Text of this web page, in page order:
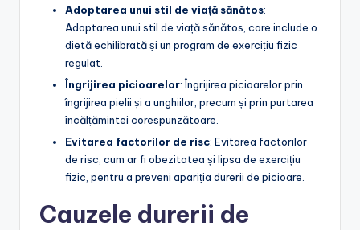
Adoptarea unui stil de viață sănătos:
Adoptarea unui stil de viață sănătos, care include o
dietă echilibrată și un program de exercițiu fizic
regulat.
Îngrijirea picioarelor: Îngrijirea picioarelor prin
îngrijirea pielii și a unghiilor, precum și prin purtarea
încălțămintei corespunzătoare.
Evitarea factorilor de risc: Evitarea factorilor
de risc, cum ar fi obezitatea și lipsa de exercițiu
fizic, pentru a preveni apariția durerii de picioare.
Cauzele durerii de